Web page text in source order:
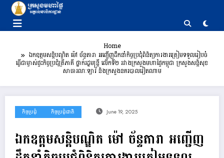
content
Home
ឯកឧត្តមសន្តិបណ្ឌិត ម៉ៅ ច័ន្ទតារា អញ្ជើញដឹកនាំកិច្ចប្រជុំពិនិត្យការងារត្រៀមទទួលរៀបចំ
ធ្វើជាម្ចាស់ផ្ទះកិច្ចប្រជុំត្រីភាគី ថ្នាក់រដ្ឋមន្ដ្រី លើកទី២ រវាងក្រសួងមហាផ្ទៃកម្ពុជា ក្រសួងសន្ដិសុខ
សាធារណៈឡាវ និងក្រសួងនគរបាលវៀតណាម
កិច្ចប្រជុំ កិច្ចប្រជុំជាតិ June 19, 2025
ឯកឧត្តមសន្តិបណ្ឌិត ម៉ៅ ច័ន្ទតារា អញ្ជើញ